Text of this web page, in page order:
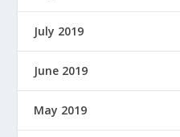
July 2019
June 2019
May 2019